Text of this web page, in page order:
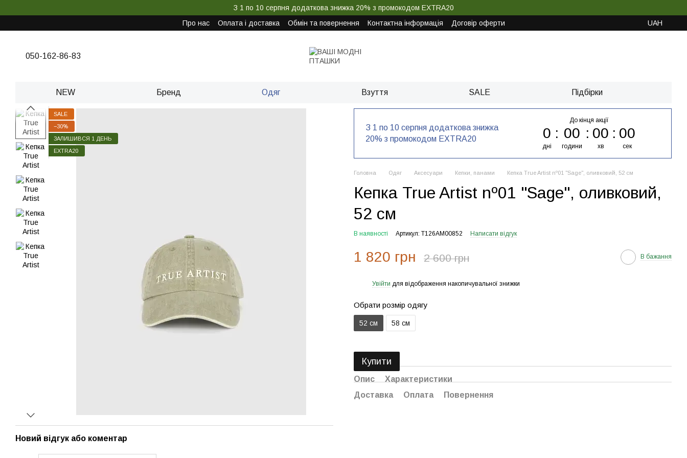
З 1 по 10 серпня додаткова знижка 20% з промокодом EXTRA20
Про нас
Оплата і доставка Обмін та повернення Контактна інформація Договір оферти UAH
050-162-86-83
NEW Бренд Одяг Взуття SALE Підбірки
SALE
−30%
ЗАЛИШИВСЯ 1 ДЕНЬ
EXTRA20
Новий відгук або коментар
З 1 по 10 серпня додаткова знижка
20% з промокодом EXTRA20
До кінця акції
0
дні
00
години
00
хв
00
сек
Головна Одяг Аксесуари Кепки, панами Кепка True Artist nº01 "Sage", оливковий, 52 см
Кепка True Artist nº01 "Sage", оливковий,
52 см
В наявності Артикул: T126AM00852 Написати відгук
1 820 грн 2 600 грн В бажання
Увійти для відображення накопичувальної знижки
Обрати розмір одягу
52 см 58 см
Купити
Опис
Характеристики
Доставка
Оплата Повернення